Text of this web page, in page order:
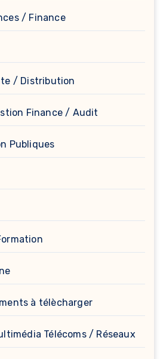
/ Finance
/ Distribution
Finance / Audit
Publiques
à télècharger
Télécoms / Réseaux